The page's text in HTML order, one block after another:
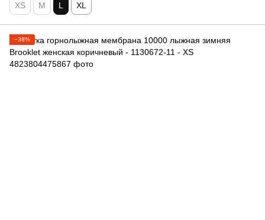
XS M L XL
−38%